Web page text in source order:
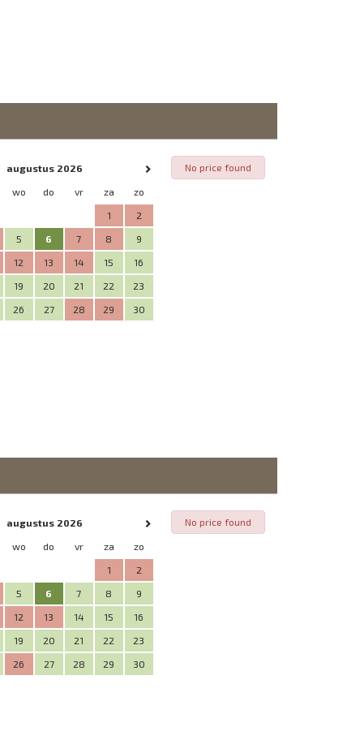
augustus 2026
wo do vr za zo
1 2
5 6 7 8 9
12 13 14 15 16
19 20 21 22 23
26 27 28 29 30
No price found
augustus 2026
wo do vr za zo
1 2
5 6 7 8 9
12 13 14 15 16
19 20 21 22 23
26 27 28 29 30
No price found